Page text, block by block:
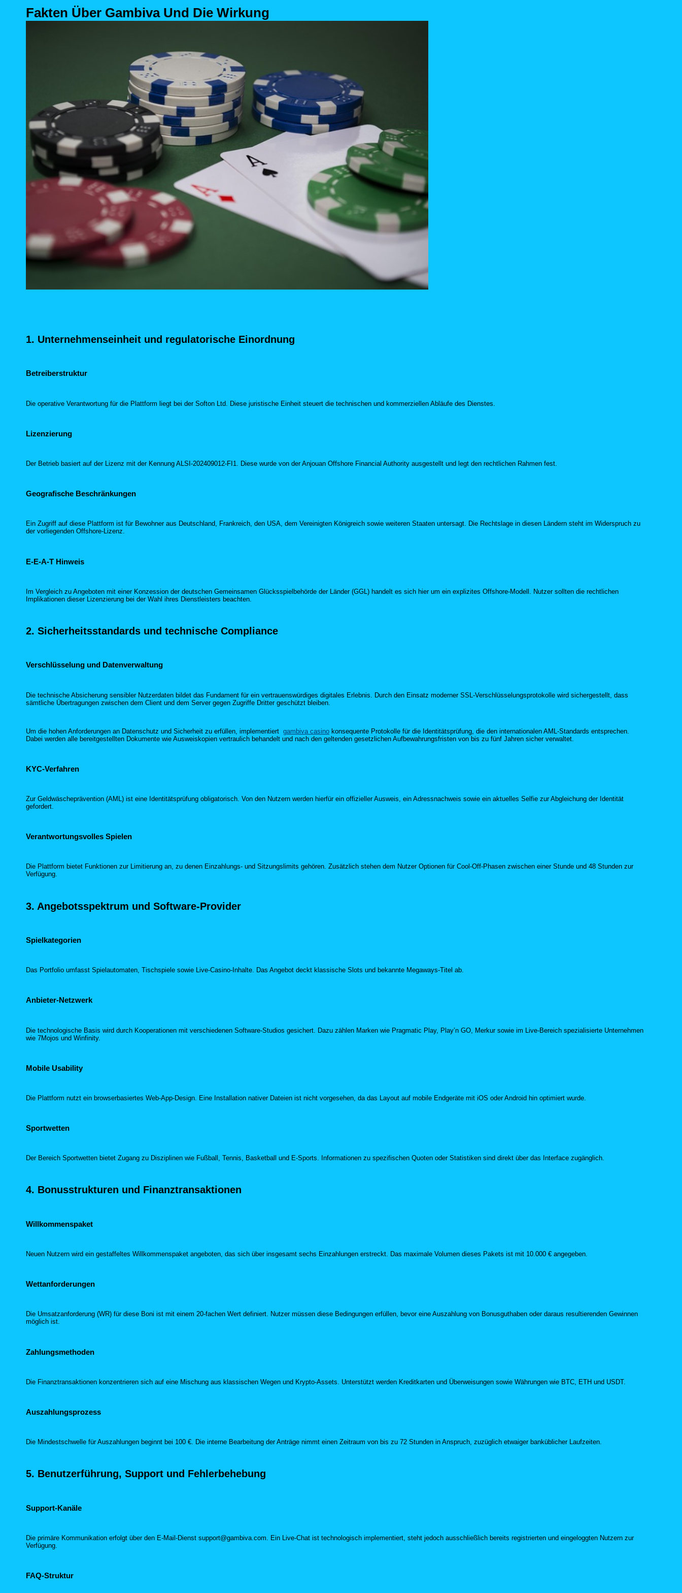
Fakten Über Gambiva Und Die Wirkung
1. Unternehmenseinheit und regulatorische Einordnung
Betreiberstruktur
Die operative Verantwortung für die Plattform liegt bei der Softon Ltd. Diese juristische Einheit steuert die technischen und kommerziellen Abläufe des Dienstes.
Lizenzierung
Der Betrieb basiert auf der Lizenz mit der Kennung ALSI-202409012-FI1. Diese wurde von der Anjouan Offshore Financial Authority ausgestellt und legt den rechtlichen Rahmen fest.
Geografische Beschränkungen
Ein Zugriff auf diese Plattform ist für Bewohner aus Deutschland, Frankreich, den USA, dem Vereinigten Königreich sowie weiteren Staaten untersagt. Die Rechtslage in diesen Ländern steht im Widerspruch zu
der vorliegenden Offshore-Lizenz.
E-E-A-T Hinweis
Im Vergleich zu Angeboten mit einer Konzession der deutschen Gemeinsamen Glücksspielbehörde der Länder (GGL) handelt es sich hier um ein explizites Offshore-Modell. Nutzer sollten die rechtlichen
Implikationen dieser Lizenzierung bei der Wahl ihres Dienstleisters beachten.
2. Sicherheitsstandards und technische Compliance
Verschlüsselung und Datenverwaltung
Die technische Absicherung sensibler Nutzerdaten bildet das Fundament für ein vertrauenswürdiges digitales Erlebnis. Durch den Einsatz moderner SSL-Verschlüsselungsprotokolle wird sichergestellt, dass
sämtliche Übertragungen zwischen dem Client und dem Server gegen Zugriffe Dritter geschützt bleiben.
Um die hohen Anforderungen an Datenschutz und Sicherheit zu erfüllen, implementiert gambiva casino konsequente Protokolle für die Identitätsprüfung, die den internationalen AML-Standards entsprechen.
Dabei werden alle bereitgestellten Dokumente wie Ausweiskopien vertraulich behandelt und nach den geltenden gesetzlichen Aufbewahrungsfristen von bis zu fünf Jahren sicher verwaltet.
KYC-Verfahren
Zur Geldwäscheprävention (AML) ist eine Identitätsprüfung obligatorisch. Von den Nutzern werden hierfür ein offizieller Ausweis, ein Adressnachweis sowie ein aktuelles Selfie zur Abgleichung der Identität
gefordert.
Verantwortungsvolles Spielen
Die Plattform bietet Funktionen zur Limitierung an, zu denen Einzahlungs- und Sitzungslimits gehören. Zusätzlich stehen dem Nutzer Optionen für Cool-Off-Phasen zwischen einer Stunde und 48 Stunden zur
Verfügung.
3. Angebotsspektrum und Software-Provider
Spielkategorien
Das Portfolio umfasst Spielautomaten, Tischspiele sowie Live-Casino-Inhalte. Das Angebot deckt klassische Slots und bekannte Megaways-Titel ab.
Anbieter-Netzwerk
Die technologische Basis wird durch Kooperationen mit verschiedenen Software-Studios gesichert. Dazu zählen Marken wie Pragmatic Play, Play’n GO, Merkur sowie im Live-Bereich spezialisierte Unternehmen
wie 7Mojos und Winfinity.
Mobile Usability
Die Plattform nutzt ein browserbasiertes Web-App-Design. Eine Installation nativer Dateien ist nicht vorgesehen, da das Layout auf mobile Endgeräte mit iOS oder Android hin optimiert wurde.
Sportwetten
Der Bereich Sportwetten bietet Zugang zu Disziplinen wie Fußball, Tennis, Basketball und E-Sports. Informationen zu spezifischen Quoten oder Statistiken sind direkt über das Interface zugänglich.
4. Bonusstrukturen und Finanztransaktionen
Willkommenspaket
Neuen Nutzern wird ein gestaffeltes Willkommenspaket angeboten, das sich über insgesamt sechs Einzahlungen erstreckt. Das maximale Volumen dieses Pakets ist mit 10.000 € angegeben.
Wettanforderungen
Die Umsatzanforderung (WR) für diese Boni ist mit einem 20-fachen Wert definiert. Nutzer müssen diese Bedingungen erfüllen, bevor eine Auszahlung von Bonusguthaben oder daraus resultierenden Gewinnen
möglich ist.
Zahlungsmethoden
Die Finanztransaktionen konzentrieren sich auf eine Mischung aus klassischen Wegen und Krypto-Assets. Unterstützt werden Kreditkarten und Überweisungen sowie Währungen wie BTC, ETH und USDT.
Auszahlungsprozess
Die Mindestschwelle für Auszahlungen beginnt bei 100 €. Die interne Bearbeitung der Anträge nimmt einen Zeitraum von bis zu 72 Stunden in Anspruch, zuzüglich etwaiger banküblicher Laufzeiten.
5. Benutzerführung, Support und Fehlerbehebung
Support-Kanäle
Die primäre Kommunikation erfolgt über den E-Mail-Dienst support@gambiva.com. Ein Live-Chat ist technologisch implementiert, steht jedoch ausschließlich bereits registrierten und eingeloggten Nutzern zur
Verfügung.
FAQ-Struktur